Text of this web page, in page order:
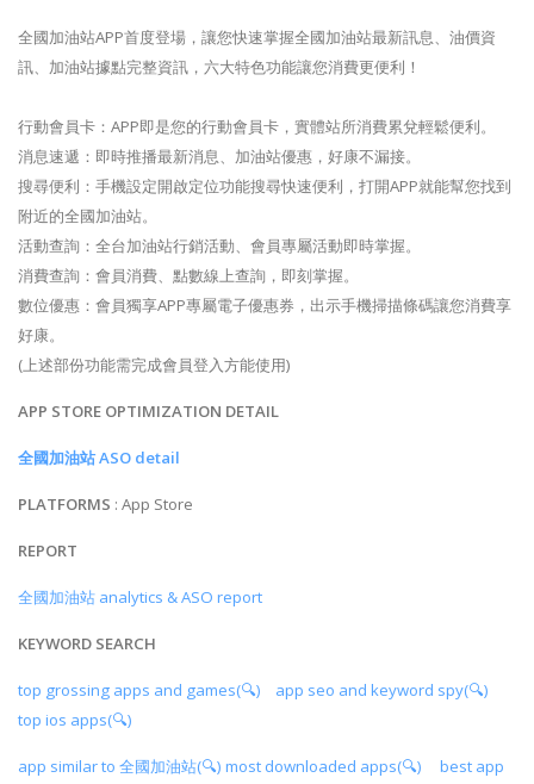
全國加油站APP首度登場，讓您快速掌握全國加油站最新訊息、油價資
訊、加油站據點完整資訊，六大特色功能讓您消費更便利！
行動會員卡：APP即是您的行動會員卡，實體站所消費累兌輕鬆便利。
消息速遞：即時推播最新消息、加油站優惠，好康不漏接。
搜尋便利：手機設定開啟定位功能搜尋快速便利，打開APP就能幫您找到
附近的全國加油站。
活動查詢：全台加油站行銷活動、會員專屬活動即時掌握。
消費查詢：會員消費、點數線上查詢，即刻掌握。
數位優惠：會員獨享APP專屬電子優惠券，出示手機掃描條碼讓您消費享
好康。
(上述部份功能需完成會員登入方能使用)
APP STORE OPTIMIZATION DETAIL
全國加油站 ASO detail
PLATFORMS : App Store
REPORT
全國加油站 analytics & ASO report
KEYWORD SEARCH
top grossing apps and games(🔍)
app seo and keyword spy(🔍)
top ios apps(🔍)
app similar to 全國加油站(🔍) most downloaded apps(🔍)
best app